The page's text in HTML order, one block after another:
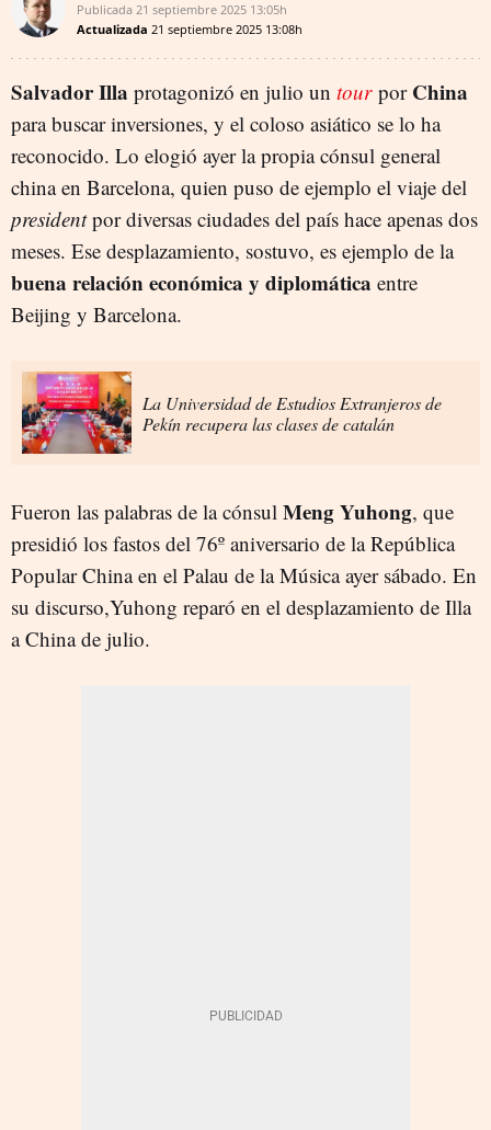
Publicada 21 septiembre 2025 13:05h
Actualizada 21 septiembre 2025 13:08h
Salvador Illa protagonizó en julio un tourpor China
para buscar inversiones, y el coloso asiático se lo ha
reconocido. Lo elogió ayer la propia cónsul general
china en Barcelona, quien puso de ejemplo el viaje del
presidentpor diversas ciudades del país hace apenas dos
meses. Ese desplazamiento, sostuvo, es ejemplo de la
buena relación económica y diplomática entre
Beijing y Barcelona.
La Universidad de Estudios Extranjeros de
Pekín recupera las clases de catalán
Fueron las palabras de la cónsul Meng Yuhong, que
presidió los fastos del 76º aniversario de la República
Popular China en el Palau de la Música ayer sábado. En
su discurso,Yuhong reparó en el desplazamiento de Illa
a China de julio.